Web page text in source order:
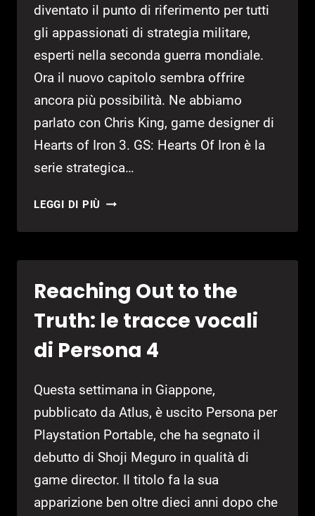
diventato il punto di riferimento per tutti
gli appassionati di strategia militare,
esperti nella seconda guerra mondiale.
Ora il nuovo capitolo sembra offrire
ancora più possibilità. Ne abbiamo
parlato con Chris King, game designer di
Hearts of Iron 3. GS: Hearts Of Iron è la
serie strategica…
LEGGI DI PIÙ INTERVISTA:
OF
Reaching Out to the
Truth: le tracce vocali
di Persona 4
Questa settimana in Giappone,
pubblicato da Atlus, è uscito Persona per
Playstation Portable, che ha segnato il
debutto di Shoji Meguro in qualità di
game director. Il titolo fa la sua
apparizione ben oltre dieci anni dopo che